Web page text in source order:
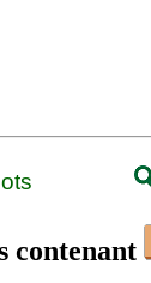
contenant